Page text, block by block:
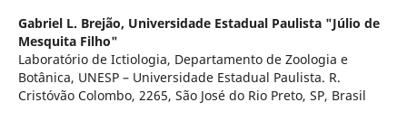
Gabriel L. Brejão, Universidade Estadual Paulista "Júlio de
Mesquita Filho"
Laboratório de Ictiologia, Departamento de Zoologia e
Botânica, UNESP – Universidade Estadual Paulista. R.
Cristóvão Colombo, 2265, São José do Rio Preto, SP, Brasil